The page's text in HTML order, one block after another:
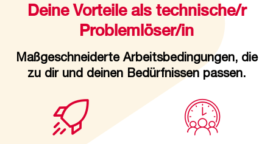
Deine Vorteile als technische/r
Problemlöser/in
Maßgeschneiderte Arbeitsbedingungen, die
zu dir und deinen Bedürfnissen passen.